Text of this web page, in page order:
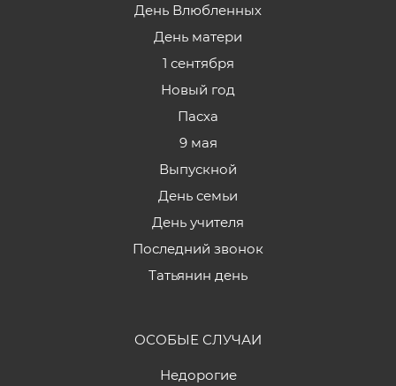
День Влюбленных
День матери
1 сентября
Новый год
Пасха
9 мая
Выпускной
День семьи
День учителя
Последний звонок
Татьянин день
ОСОБЫЕ СЛУЧАИ
Недорогие